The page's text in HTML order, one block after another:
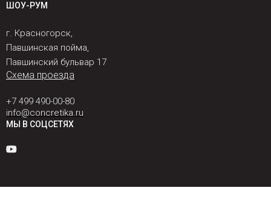
ШОУ-РУМ
г. Красногорск,
Павшинская пойма,
Павшинский бульвар 17
Схема проезда
+7 499 490-00-80
info@concretika.ru
МЫ В СОЦСЕТЯХ